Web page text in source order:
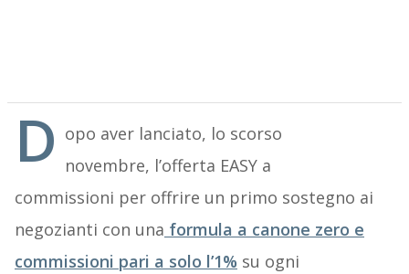
D opo aver lanciato, lo scorso
novembre, l’offerta EASY a
commissioni per offrire un primo sostegno ai
negozianti con una formula a canone zero e
commissioni pari a solo l’1% su ogni